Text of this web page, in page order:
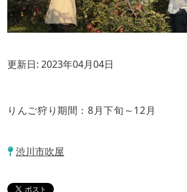
更新日: 2023年04月04日
りんご狩り期間：8月下旬～12月
渋川市吹屋